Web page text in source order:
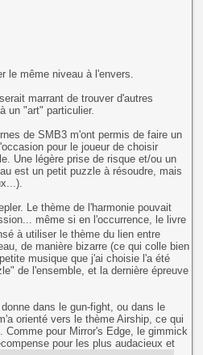
le même niveau à l'envers.
marrant de trouver d'autres
un "art" particulier.
de SMB3 m'ont permis de faire un
pour le joueur de choisir
Une légère prise de risque et/ou un
est un petit puzzle à résoudre, mais
Le thème de l'harmonie pouvait
même si en l'occurrence, le livre
à utiliser le thème du lien entre
de manière bizarre (ce qui colle bien
musique que j'ai choisie l'a été
de l'ensemble, et la dernière épreuve
dans le gun-fight, ou dans le
orienté vers le thème Airship, ce qui
. Comme pour Mirror's Edge, le gimmick
pour les plus audacieux et